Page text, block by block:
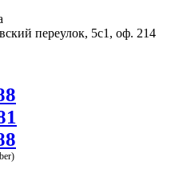
переулок, 5с1, оф. 214